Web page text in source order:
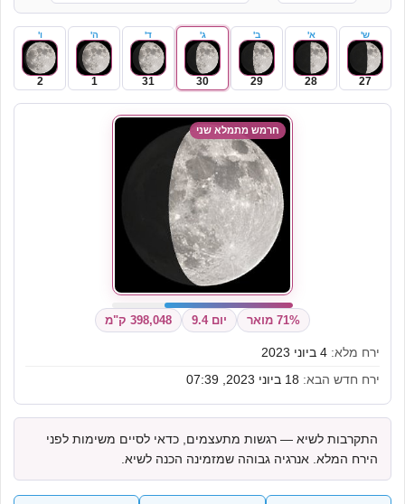
ש'
27
א'
28
ב'
29
ג'
30
ד'
31
ה'
1
ו'
2
חרמש מתמלא שני
71% מואר יום 9.4 398,048 ק"מ
ירח מלא:
ירח חדש הבא:
התקרבות לשיא — רגשות מתעצמים, כדאי לסיים משימות לפני
הירח המלא. אנרגיה גבוהה שמזמינה הכנה לשיא.